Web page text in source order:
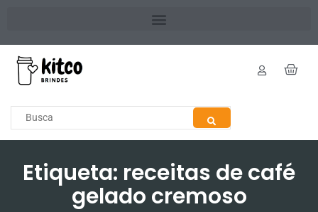
Etiqueta: receitas de café
gelado cremoso